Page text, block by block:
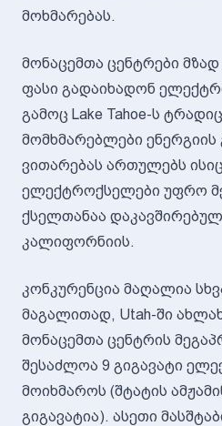
მოხმარებას.
მონაცემთა ცენტრები მზად
ფასი გადაიხადონ
გამოც Lake Tahoe-ს
მომხმარებლები ენერგიის
ვითარებას ართულებს
ელექტროქსელები უფრო
ქსელთანაა
კალიფორნიის.
კონკურენცია მაღალია
მაგალითად, Utah-ში
მონაცემთა ცენტრის
შესაძლოა 9 გიგავატი
მოიხმაროს (შტატის
გიგავატია). ასეთი